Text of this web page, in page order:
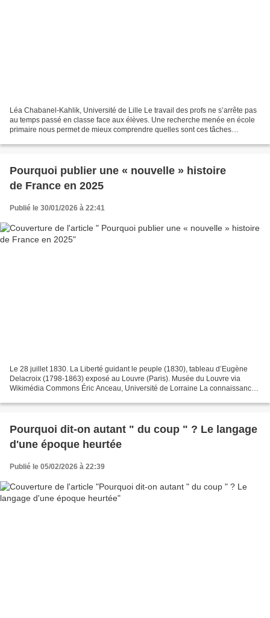
Léa Chabanel-Kahlik, Université de Lille Le travail des profs ne s’arrête pas
au temps passé en classe face aux élèves. Une recherche menée en école
primaire nous permet de mieux comprendre quelles sont ces tâches
Pourquoi publier une « nouvelle » histoire
de France en 2025
Publié le 30/01/2026 à 22:41
Le 28 juillet 1830. La Liberté guidant le peuple (1830), tableau d’Eugène
Delacroix (1798-1863) exposé au Louvre (Paris). Musée du Louvre via
Wikimédia Commons Éric Anceau, Université de Lorraine La connaissance
Pourquoi dit-on autant " du coup " ? Le langage
d'une époque heurtée
Publié le 05/02/2026 à 22:39